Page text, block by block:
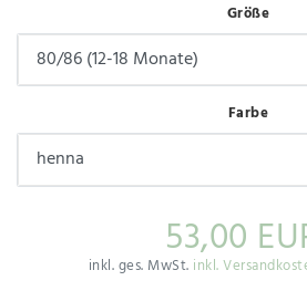
Größe
Farbe
53,00
inkl. ges. MwSt. inkl.